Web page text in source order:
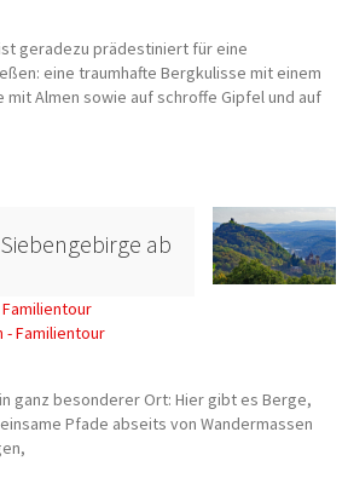
geradezu prädestiniert für eine
eine traumhafte Bergkulisse mit einem
mit Almen sowie auf schroffe Gipfel und auf
ab
- Familientour
ganz besonderer Ort: Hier gibt es Berge,
Pfade abseits von Wandermassen